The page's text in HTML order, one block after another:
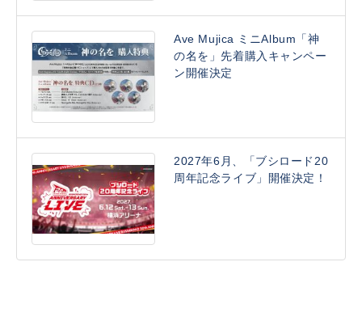
Ave Mujica ミニAlbum「神
の名を」先着購入キャンペー
ン開催決定
2027年6月、「ブシロード20
周年記念ライブ」開催決定！